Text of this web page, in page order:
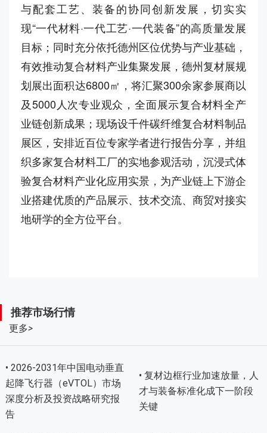
与配套工艺、装备的协同创新发展，切实实
现“一代材料·一代工艺·一代装备”的高质量发展
目标；同时充分依托德州区位优势与产业基础，
有效推动复合材料产业集聚发展，德州复材展规
划展出面积达6800㎡，将汇聚300余家参展商以
及5000人次专业观众，全面展示复合材料全产
业链创新成果；现场设千件碳纤维复合材料制品
展区，安排近百位专家学者进行报告分享，并组
织多家复合材料工厂的实地参观活动，沉浸式体
验复合材料产业化应用实景，为产业链上下游企
业搭建优质的产品展示、技术交流、商贸对接实
地研学的全方位平台。
推荐市场行情
更多>
• 2026-2031年中国电动垂直
起降飞行器（eVTOL）市场
深度分析及投资战略研究报
告
• 复材边框行业加速放量，人
才与装备标准化成下一阶段
关键